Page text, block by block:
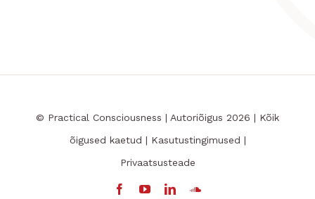
© Practical Consciousness | Autoriõigus 2026 | Kõik
õigused kaetud | Kasutustingimused |
Privaatsusteade